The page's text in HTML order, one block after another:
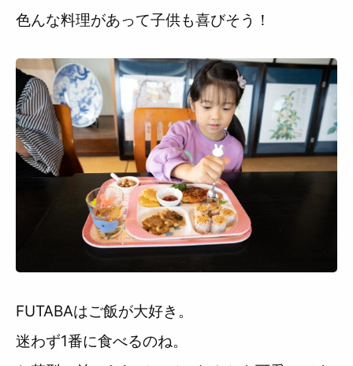
色んな料理があって子供も喜びそう！
FUTABAはご飯が大好き。
迷わず1番に食べるのね。